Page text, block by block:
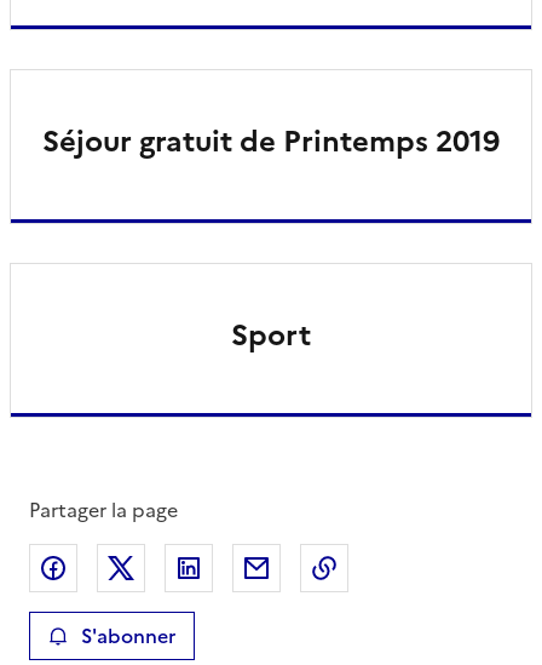
Séjour gratuit de Printemps 2019
Sport
Partager la page
Partager sur Facebook
Partager sur XPartager sur LinkedIn
Partager par email
S'abonner